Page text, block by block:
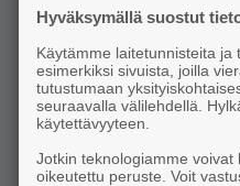
Hyväksymällä suostut
Käytämme laitetunnisteita
esimerkiksi sivuista, joilla
tutustumaan
seuraavalla välilehdellä.
käytettävyyteen.
Jotkin teknologiamme
oikeutettu peruste. Voit